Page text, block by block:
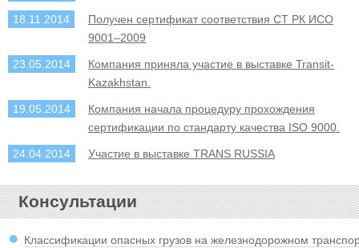
18.11.2014
Получен сертификат соответствия СТ РК ИСО
9001–2009
23.05.2014
Компания приняла участие в выставке Transit-
Kazakhstan.
19.05.2014
Компания начала процедуру прохождения
сертификации по стандарту качества ISO 9000.
24.04.2014 Участие в выставке TRANS RUSSIА
Консультации
Классификации опасных грузов на железнодорожном